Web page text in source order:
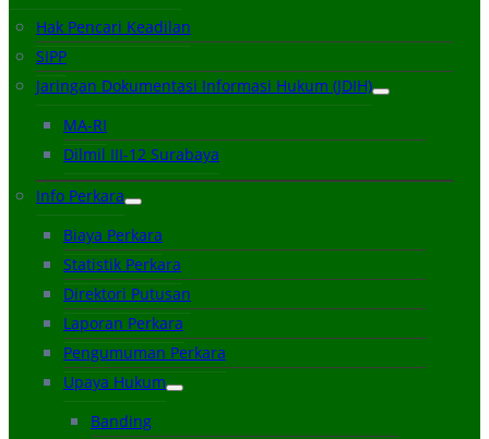
Hak Pencari Keadilan
SIPP
Jaringan Dokumentasi Informasi Hukum (JDIH)
MA-RI
Dilmil III-12 Surabaya
Info Perkara
Biaya Perkara
Statistik Perkara
Direktori Putusan
Laporan Perkara
Pengumuman Perkara
Upaya Hukum
Banding